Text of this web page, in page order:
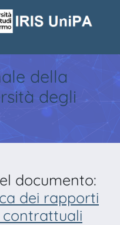
della
degli
documento:
dei rapporti
contrattuali